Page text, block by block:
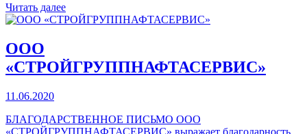
Читать далее
ООО
«СТРОЙГРУППНАФТАСЕРВИС»
11.06.2020
БЛАГОДАРСТВЕННОЕ ПИСЬМО ООО
«СТРОЙГРУППНАФТАСЕРВИС» выражает благодарность